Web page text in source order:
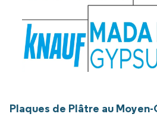
Plaques de Plâtre au